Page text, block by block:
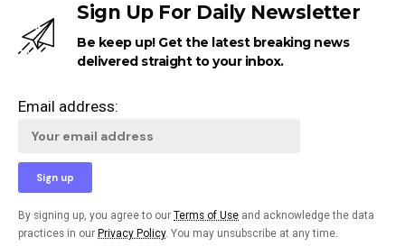
Sign Up For Daily Newsletter
Be keep up! Get the latest breaking news
delivered straight to your inbox.
Email address:
By signing up, you agree to our Terms of Use and acknowledge the data
practices in our Privacy Policy. You may unsubscribe at any time.